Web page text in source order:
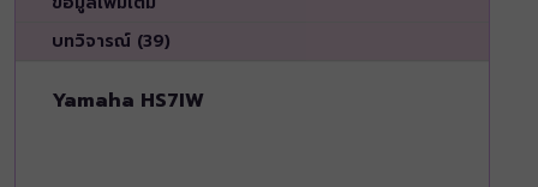
บทวิจารณ์ (39)
Yamaha HS7IW